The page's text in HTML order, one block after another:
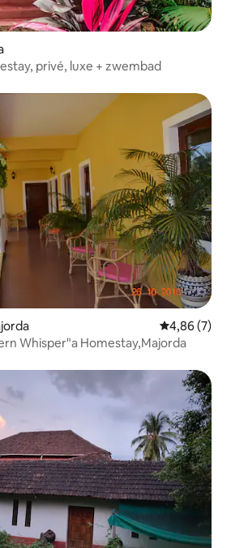
privé, luxe + zwembad
Gemiddelde
4,86 (7)
Fernlodge. Studio"Fern Whisper"a Homestay,Majorda